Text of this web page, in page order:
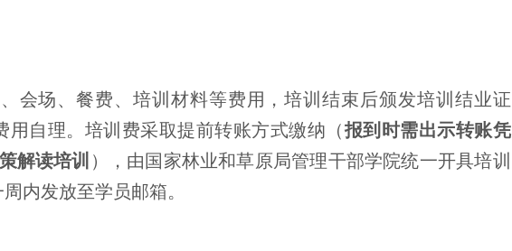
会场、餐费、培训材料等费用，培训结束后颁发培训结业证
自理。培训费采取提前转账方式缴纳（报到时需出示转账凭
解读培训 ），由国家林业和草原局管理干部学院统一开具培训
内发放至学员邮箱。